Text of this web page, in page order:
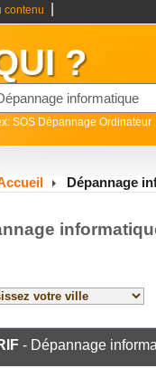
contenu
?
SOS Dépannage Ordinateur
Dépannage
- Dépannage